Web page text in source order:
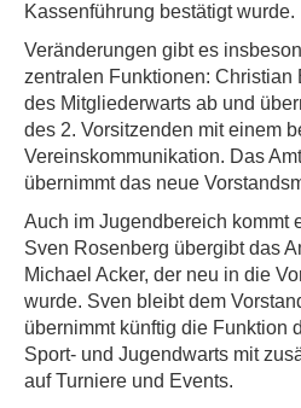
Kassenführung bestätigt wurde.
Veränderungen gibt es
zentralen Funktionen: Christian
des Mitgliederwarts ab und
des 2. Vorsitzenden mit einem
Vereinskommunikation. Das
übernimmt das neue
Auch im Jugendbereich kommt
Sven Rosenberg übergibt das
Michael Acker, der neu in die
wurde. Sven bleibt dem
übernimmt künftig die Funktion
Sport- und Jugendwarts mit
auf Turniere und Events.